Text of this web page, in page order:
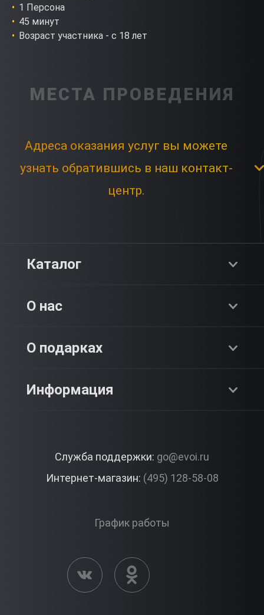
1 Персона
45 минут
Возраст участника - с 18 лет
МЕСТА ПРОВЕДЕНИЯ
Адреса оказания услуг вы можете
узнать обратившись в наш контакт-
центр.
Каталог
Premium
О нас
О компании
Контакты
О подарках
Как это работает?
Вопросы и ответы
Информация
Корпоративные подарки
Активация сертификата
Служба поддержки: go@evoi.ru
Интернет-магазин: (495) 128-58-08
График работы